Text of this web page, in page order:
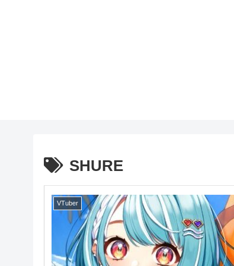
SHURE
VTuber